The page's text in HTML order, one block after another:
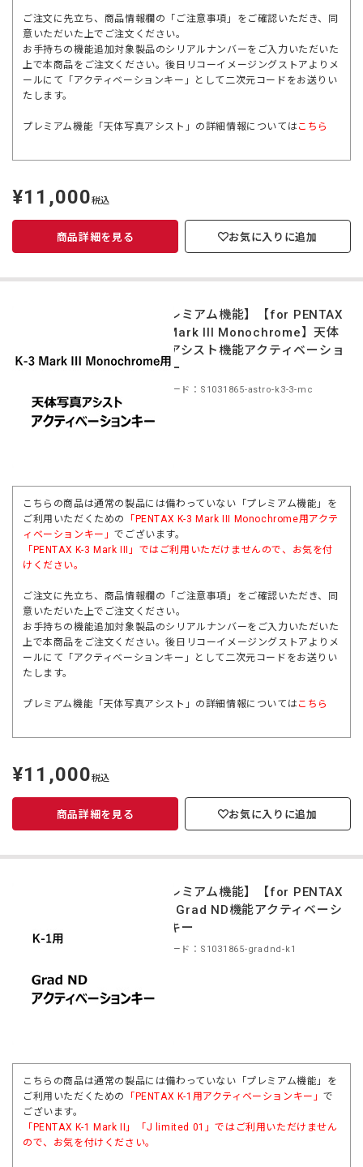
ご注文に先立ち、商品情報欄の「ご注意事項」をご確認いただき、同
意いただいた上でご注文ください。
お手持ちの機能追加対象製品のシリアルナンバーをご入力いただいた
上で本商品をご注文ください。後日リコーイメージングストアよりメ
ールにて「アクティベーションキー」として二次元コードをお送りい
たします。
プレミアム機能「天体写真アシスト」の詳細情報についてはこちら
定
価
¥11,000税込
商品詳細を見る お気に入りに追加
【プレミアム機能】【for PENTAX
K-3 Mark III Monochrome】天体
写真アシスト機能アクティベーショ
ンキー
商品コード：S1031865-astro-k3-3-mc
こちらの商品は通常の製品には備わっていない「プレミアム機能」を
ご利用いただくための
「PENTAX K-3 Mark III Monochrome用アクテ
ィベーションキー」でございます。
「 PENTAX K-3 Mark III
」ではご利用いただけませんので、お気を付
けください。
ご注文に先立ち、商品情報欄の「ご注意事項」をご確認いただき、同
意いただいた上でご注文ください。
お手持ちの機能追加対象製品のシリアルナンバーをご入力いただいた
上で本商品をご注文ください。後日リコーイメージングストアよりメ
ールにて「アクティベーションキー」として二次元コードをお送りい
たします。
プレミアム機能「天体写真アシスト」の詳細情報についてはこちら
定
価
¥11,000税込
商品詳細を見る お気に入りに追加
【プレミアム機能】【for PENTAX
K-1】Grad ND機能アクティベーシ
ョンキー
商品コード：S1031865-gradnd-k1
こちらの商品は通常の製品には備わっていない「プレミアム機能」を
ご利用いただくための
「PENTAX K-1用アクティベーションキー」で
ございます。
「 PENTAX K-1 Mark II 」「 J limited 01 」ではご利用いただけません
ので、お気を付けください。